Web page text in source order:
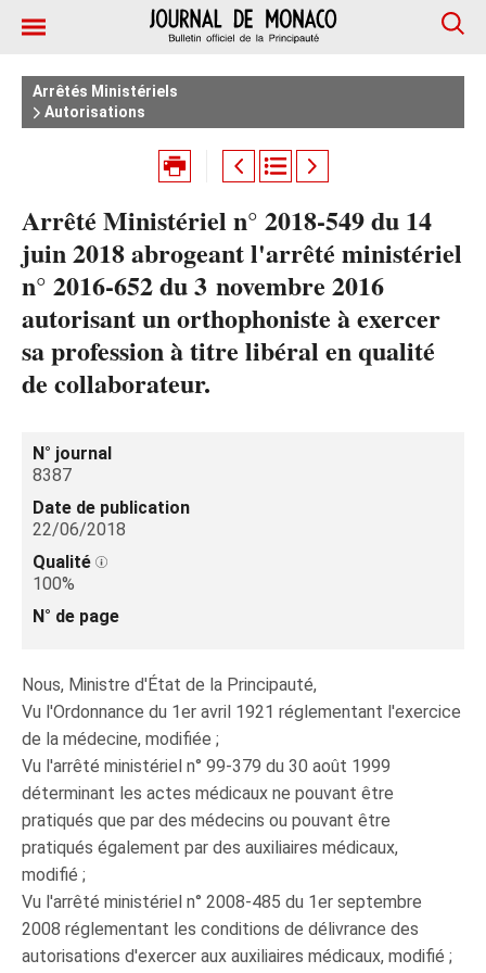
Arrêtés Ministériels
Autorisations
Arrêté Ministériel n° 2018-549 du 14
juin 2018 abrogeant l'arrêté ministériel
n° 2016-652 du 3 novembre 2016
autorisant un orthophoniste à exercer
sa profession à titre libéral en qualité
de collaborateur.
N° journal
8387
Date de publication
22/06/2018
Qualité
100%
N° de page
Nous, Ministre d'État de la Principauté,
Vu l'Ordonnance du 1er avril 1921 réglementant l'exercice
de la médecine, modifiée ;
Vu l'arrêté ministériel n° 99-379 du 30 août 1999
déterminant les actes médicaux ne pouvant être
pratiqués que par des médecins ou pouvant être
pratiqués également par des auxiliaires médicaux,
modifié ;
Vu l'arrêté ministériel n° 2008-485 du 1er septembre
2008 réglementant les conditions de délivrance des
autorisations d'exercer aux auxiliaires médicaux, modifié ;